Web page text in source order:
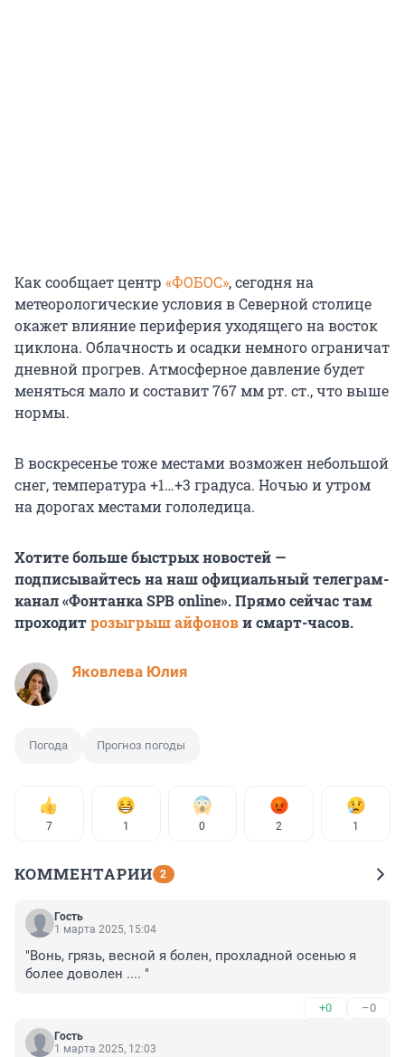
Как сообщает центр «ФОБОС», сегодня на
метеорологические условия в Северной столице
окажет влияние периферия уходящего на восток
циклона. Облачность и осадки немного ограничат
дневной прогрев. Атмосферное давление будет
меняться мало и составит 767 мм рт. ст., что выше
нормы.
В воскресенье тоже местами возможен небольшой
снег, температура +1…+3 градуса. Ночью и утром
на дорогах местами гололедица.
Хотите больше быстрых новостей —
подписывайтесь на наш официальный телеграм-
канал «Фонтанка SPB online». Прямо сейчас там
проходитрозыгрыш айфонови смарт-часов.
Яковлева Юлия
Погода Прогноз погоды
7 1 0 2 1
КОММЕНТАРИИ 2
Гость
1 марта 2025, 15:04
"Вонь, грязь, весной я болен, прохладной осенью я
более доволен .... "
+0 –0
Гость
1 марта 2025, 12:03